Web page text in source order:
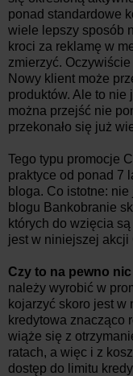
ponad standardowe
wiele lepszy sposób
kroci za reklamę w
zmierzyć.
Nowy klient może
produktów. Ale to nie
można przejść nie
przekonało się już
Tego typu promocje
praktyce od ponad 7
bloga. Co istotne:
blogu Bankobranie
których do wzięcia
jest w niniejszej akcji
Czy to na pewno
należy wyrobić w
kojarzyć skoro jest w
kredytowa znacząco
wiąże się z
ratach, a więc i z
dostęp do limitu